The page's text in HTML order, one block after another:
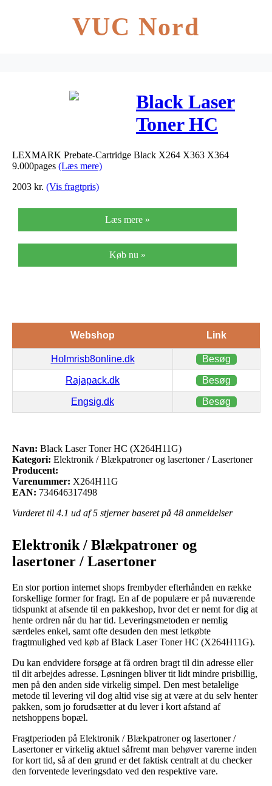
VUC Nord
Black Laser
Toner HC
(X264H11G)
LEXMARK Prebate-Cartridge Black X264 X363 X364
9.000pages (Læs mere)
2003 kr. (Vis fragtpris)
Læs mere »
Køb nu »
Webshop Link
Holmrisb8online.dk Besøg
Rajapack.dk Besøg
Engsig.dk Besøg
Navn: Black Laser Toner HC (X264H11G)
Kategori: Elektronik / Blækpatroner og lasertoner / Lasertoner
Producent:
Varenummer: X264H11G
EAN: 734646317498
Vurderet til 4.1 ud af 5 stjerner baseret på 48 anmeldelser
Elektronik / Blækpatroner og
lasertoner / Lasertoner
En stor portion internet shops frembyder efterhånden en række
forskellige former for fragt. En af de populære er på nuværende
tidspunkt at afsende til en pakkeshop, hvor det er nemt for dig at
hente ordren når du har tid. Leveringsmetoden er nemlig
særdeles enkel, samt ofte desuden den mest letkøbte
fragtmulighed ved køb af Black Laser Toner HC (X264H11G).
Du kan endvidere forsøge at få ordren bragt til din adresse eller
til dit arbejdes adresse. Løsningen bliver tit lidt mindre prisbillig,
men på den anden side virkelig simpel. Den mest betalelige
metode til levering vil dog altid vise sig at være at du selv henter
pakken, som jo forudsætter at du lever i kort afstand af
netshoppens bopæl.
Fragtperioden på Elektronik / Blækpatroner og lasertoner /
Lasertoner er virkelig aktuel såfremt man behøver varerne inden
for kort tid, så af den grund er det faktisk centralt at du checker
den forventede leveringsdato ved den respektive vare.